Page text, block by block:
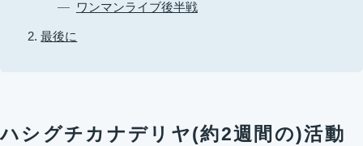
ワンマンライブ後半戦
最後に
ハシグチカナデリヤ(約2週間の)活動